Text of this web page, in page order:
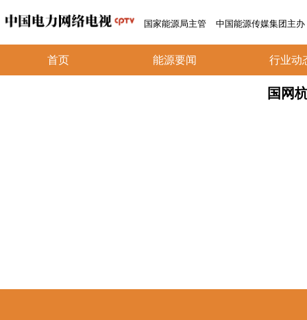
国家能源局主管 中国能源传媒集团主办
首页 能源要闻 行业动
国网